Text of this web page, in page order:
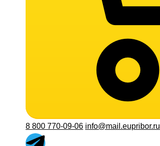
8 800 770-09-06 info@mail.eupribor.ru